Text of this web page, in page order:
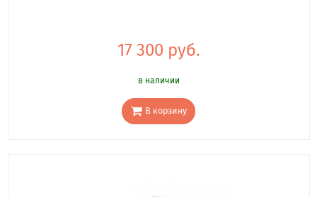
17 300 руб.
в наличии
В корзину